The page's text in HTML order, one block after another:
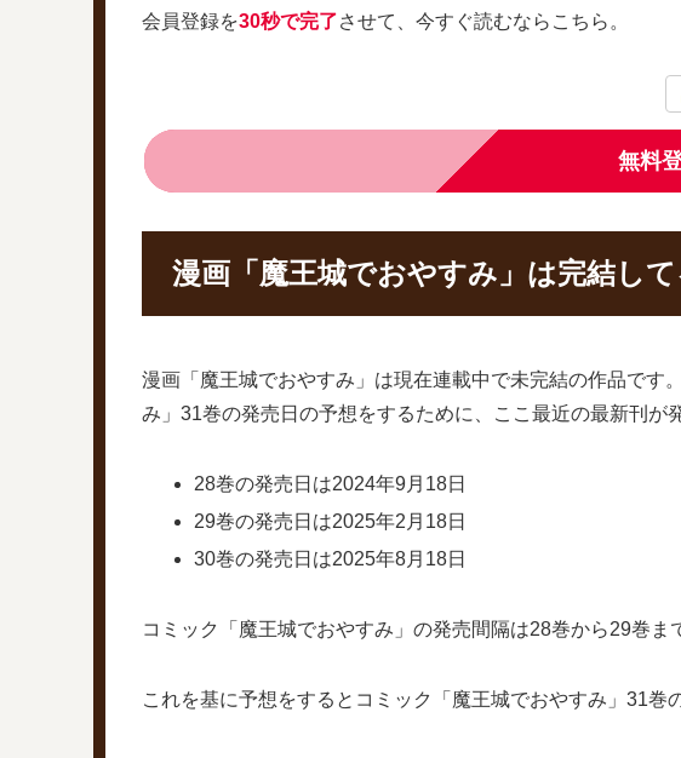
会員登録を30秒で完了させて、今すぐ読むならこちら。
無料
漫画「魔王城でおやすみ」は完結し
漫画「魔王城でおやすみ」は現在連載中で未完結の作品です
み」31巻の発売日の予想をするために、ここ最近の最新刊が
28巻の発売日は2024年9月18日
29巻の発売日は2025年2月18日
30巻の発売日は2025年8月18日
コミック「魔王城でおやすみ」の発売間隔は28巻から29巻
これを基に予想をするとコミック「魔王城でおやすみ」31